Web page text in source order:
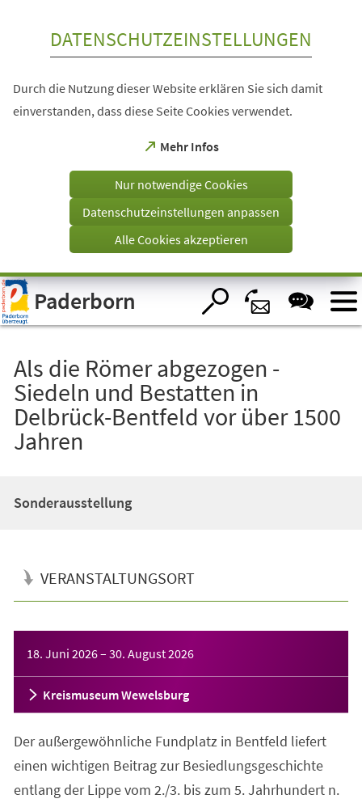
Visuelle
Assistenzsoftware
öffnen.
DATENSCHUTZEINSTELLUNGEN
Durch die Nutzung dieser Website erklären Sie sich damit
einverstanden, dass diese Seite Cookies verwendet.
Mehr Infos
(Öffnet
einem
Tab)
Nur notwendige Cookies
Datenschutzeinstellungen anpassen
Alle Cookies akzeptieren
Paderborn
Als die Römer abgezogen -
Siedeln und Bestatten in
Delbrück-Bentfeld vor über 1500
Jahren
Sonderausstellung
VERANSTALTUNGSORT
18. Juni 2026– 30. August 2026
Kreismuseum Wewelsburg
Der außergewöhnliche Fundplatz in Bentfeld liefert
einen wichtigen Beitrag zur Besiedlungsgeschichte
entlang der Lippe vom 2./3. bis zum 5. Jahrhundert n.